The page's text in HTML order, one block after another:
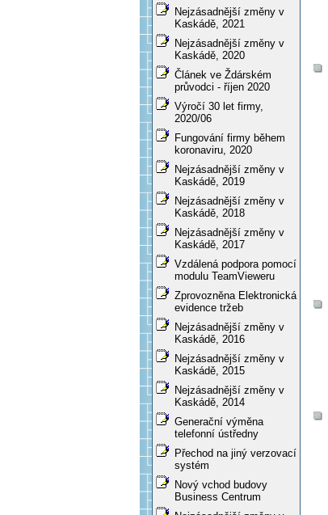
Nejzásadnější změny v
Kaskádě, 2021
Nejzásadnější změny v
Kaskádě, 2020
Článek ve Ždárském
průvodci - říjen 2020
Výročí 30 let firmy,
2020/06
Fungování firmy během
koronaviru, 2020
Nejzásadnější změny v
Kaskádě, 2019
Nejzásadnější změny v
Kaskádě, 2018
Nejzásadnější změny v
Kaskádě, 2017
Vzdálená podpora pomocí
modulu TeamVieweru
Zprovozněna Elektronická
evidence tržeb
Nejzásadnější změny v
Kaskádě, 2016
Nejzásadnější změny v
Kaskádě, 2015
Nejzásadnější změny v
Kaskádě, 2014
Generační výměna
telefonní ústředny
Přechod na jiný verzovací
systém
Nový vchod budovy
Business Centrum